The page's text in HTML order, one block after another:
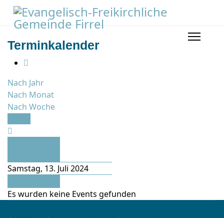
Terminkalender
Nach Jahr
Nach Monat
Nach Woche
Samstag, 13. Juli 2024
Es wurden keine Events gefunden